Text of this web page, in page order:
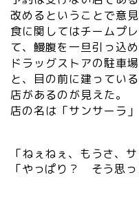
改めるということで意見
食に関してはチームプ
て、鰻腹を一旦引っ込
ドラッグストアの駐車
と、目の前に建ってい
店があるのが見えた。
店の名は「サンサーラ」
「ねぇねぇ、もうさ、
「やっぱり？ そう思っ